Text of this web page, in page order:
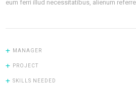
eum ferri illud necessitatibus, alienum
MANAGER
PROJECT
SKILLS NEEDED